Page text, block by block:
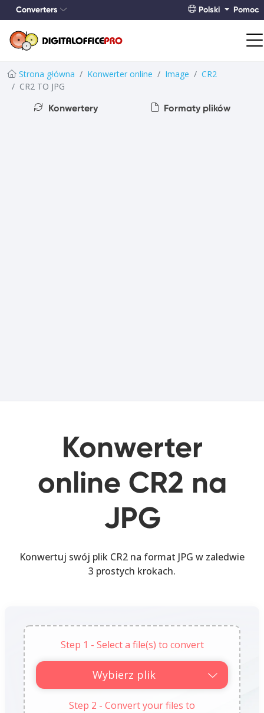
Converters Polski Pomoc
Strona główna Konwerter online Image
CR2
CR2 TO JPG
Konwertery
Formaty plików
Konwerter
online CR2 na
JPG
Konwertuj swój plik CR2 na format JPG w zaledwie
3 prostych krokach.
Step 1 - Select a file(s) to convert
Wybierz plik
Step 2 - Convert your files to